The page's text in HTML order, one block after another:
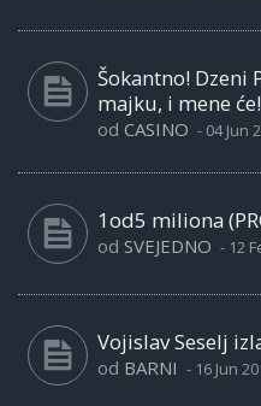
Šokantno! Dzeni
majku, i mene će!
od CASINO - 04 Jun
1od5 miliona
od SVEJEDNO - 12
Vojislav Seselj
od BARNI - 16 Jun